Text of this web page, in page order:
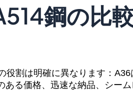
鋼の比
割は明確に異なります：
る価格、迅速な納品、シー